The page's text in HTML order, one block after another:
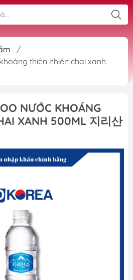
/
thiên nhiên chai xanh
NƯỚC KHOÁNG
XANH 500ML 지리산